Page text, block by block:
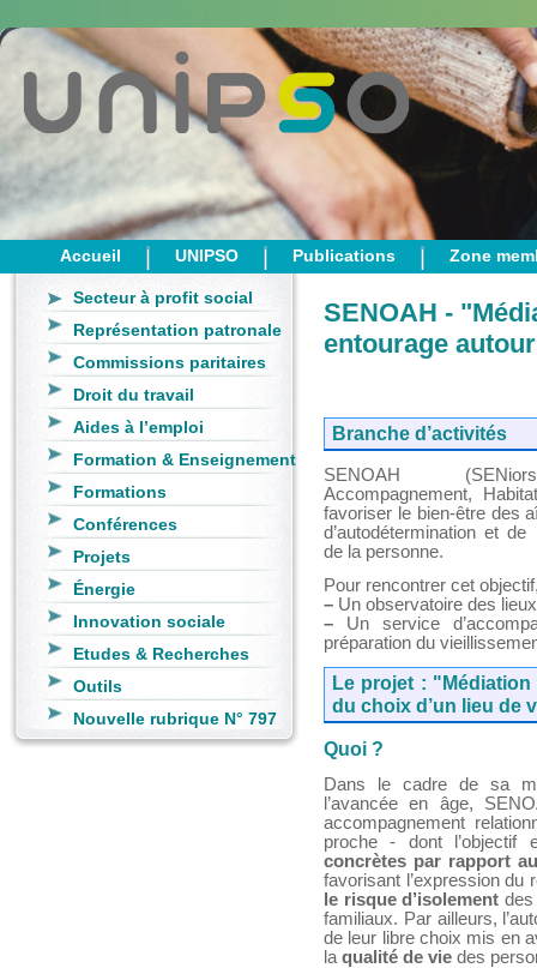
Accueil UNIPSO Publications Zone
Secteur à profit social
Représentation patronale
Commissions paritaires
Droit du travail
Aides à l’emploi
Formation & Enseignement
Formations
Conférences
Projets
Énergie
Innovation sociale
Etudes & Recherches
Outils
Nouvelle rubrique N° 797
SENOAH -
entourage
Branche d’activités
SENOAH
Accompagnement,
favoriser le bien-être des
d’autodétermination et
de la personne.
Pour rencontrer cet
– Un observatoire des
– Un service
préparation du
Le projet :
du choix d’un lieu de
Quoi ?
Dans le cadre de sa
l’avancée en âge,
accompagnement
proche - dont
concrètes par rapport
favorisant l’expression du
le risque d’isolement des
familiaux. Par ailleurs,
de leur libre choix mis en
la qualité de vie des